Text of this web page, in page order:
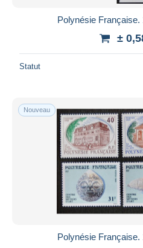
Polynésie Française.
±
Statut
Nouveau
Polynésie Française.